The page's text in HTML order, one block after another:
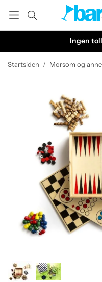
Ingen
Startsiden / Morsom og